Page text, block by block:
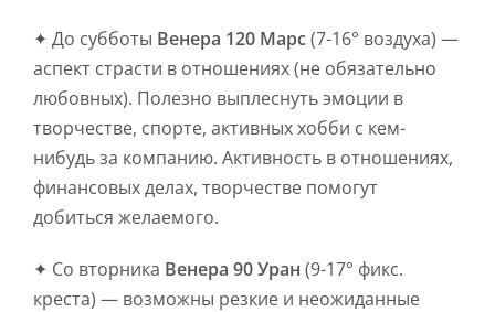
✦ До субботы Венера 120 Марс(7-16° воздуха) —
аспект страсти в отношениях (не обязательно
любовных). Полезно выплеснуть эмоции в
творчестве, спорте, активных хобби с кем-
нибудь за компанию. Активность в отношениях,
финансовых делах, творчестве помогут
добиться желаемого.
✦ Со вторника Венера 90 Уран (9-17° фикс.
креста) — возможны резкие и неожиданные